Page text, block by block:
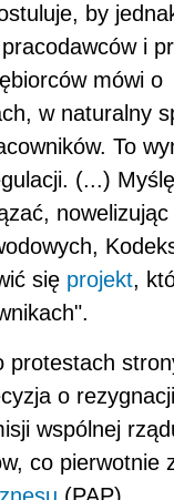
by
i
mówi o
w naturalny
To
(...)
się projekt,
protestach
o
wspólnej
co pierwotnie